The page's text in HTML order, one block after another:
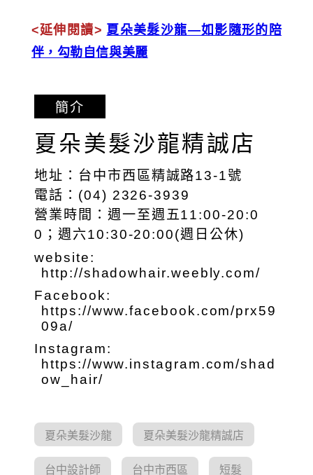
<延伸閱讀> 夏朵美髮沙龍—如影隨形的陪
伴，勾勒自信與美麗
簡介
夏朵美髮沙龍精誠店
地址：台中市西區精誠路13-1號
電話：(04) 2326-3939
營業時間：週一至週五11:00-20:0
0；週六10:30-20:00(週日公休)
website:
http://shadowhair.weebly.com/
Facebook:
https://www.facebook.com/prx59
09a/
Instagram:
https://www.instagram.com/shad
ow_hair/
夏朵美髮沙龍 夏朵美髮沙龍精誠店
台中設計師 台中市西區 短髮